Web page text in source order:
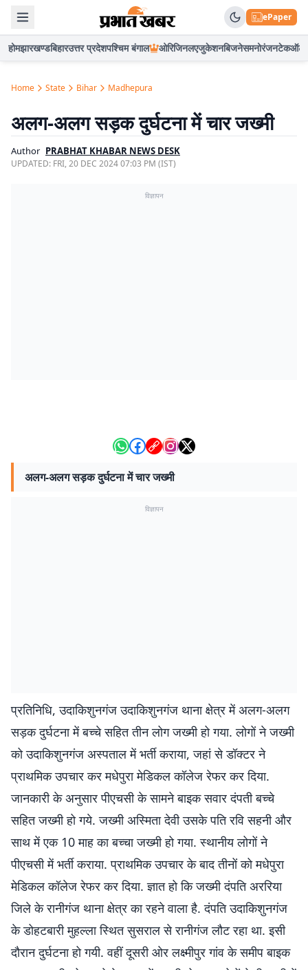
ePaper
होमझारखण्डबिहारउत्तर प्रदेशपश्चिम बंगाल ओरिजिनलएजुकेशनबिजनेसमनोरंजनटेकऑटो
Home State Bihar Madhepura
अलग-अलग सड़क दुर्घटना में चार जख्मी
Author PRABHAT KHABAR NEWS DESK
UPDATED: FRI, 20 DEC 2024 07:03 PM (IST)
विज्ञापन
अलग-अलग सड़क दुर्घटना में चार जख्मी
विज्ञापन
प्रतिनिधि, उदाकिशुनगंज उदाकिशुनगंज थाना क्षेत्र में अलग-अलग
सड़क दुर्घटना में बच्चे सहित तीन लोग जख्मी हो गया. लोगों ने जख्मी
को उदाकिशुनगंज अस्पताल में भर्ती कराया, जहां से डॉक्टर ने
प्राथमिक उपचार कर मधेपुरा मेडिकल कॉलेज रेफर कर दिया.
जानकारी के अनुसार पीएचसी के सामने बाइक सवार दंपती बच्चे
सहित जख्मी हो गये. जख्मी अस्मिता देवी उसके पति रवि सहनी और
साथ में एक 10 माह का बच्चा जख्मी हो गया. स्थानीय लोगों ने
पीएचसी में भर्ती कराया. प्राथमिक उपचार के बाद तीनों को मधेपुरा
मेडिकल कॉलेज रेफर कर दिया. ज्ञात हो कि जख्मी दंपति अररिया
जिले के रानीगंज थाना क्षेत्र का रहने वाला है. दंपति उदाकिशुनगंज
के डोहटबारी मुहल्ला स्थित सुसराल से रानीगंज लौट रहा था. इसी
दौरान दुर्घटना हो गयी. वहीं दूसरी ओर लक्ष्मीपुर गांव के समीप बाइक